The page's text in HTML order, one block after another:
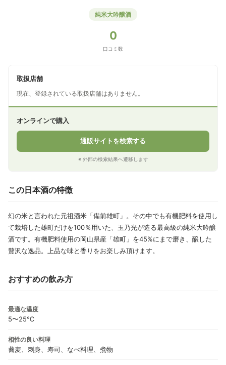
純米大吟醸酒
0
口コミ数
取扱店舗
現在、登録されている取扱店舗はありません。
オンラインで購入
通販サイトを検索する
※ 外部の検索結果へ遷移します
この日本酒の特徴
幻の米と言われた元祖酒米「備前雄町」。その中でも有機肥料を使用し
て栽培した雄町だけを100％用いた、玉乃光が造る最高級の純米大吟醸
酒です。有機肥料使用の岡山県産「雄町」を45%にまで磨き、醸した
贅沢な逸品。上品な味と香りをお楽しみ頂けます。
おすすめの飲み方
最適な温度
5〜25℃
相性の良い料理
蕎麦、刺身、寿司、なべ料理、煮物